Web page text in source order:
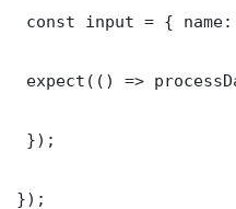
const input = {
expect(() =>
});
});